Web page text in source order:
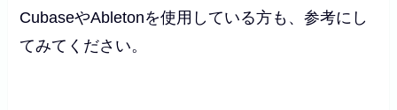
CubaseやAbletonを使用している方も、参考にし
てみてください。